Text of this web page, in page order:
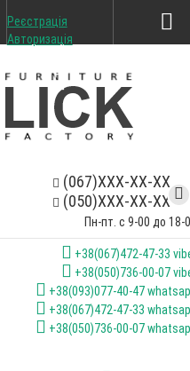
(067)XXX-XX-XX
(050)XXX-XX-XX
Пн-пт. с 9-00 до 18-
+38(067)472-47-33
+38(050)736-00-07
+38(093)077-40-47
+38(067)472-47-33
+38(050)736-00-07
Реєстрація
Авторизація